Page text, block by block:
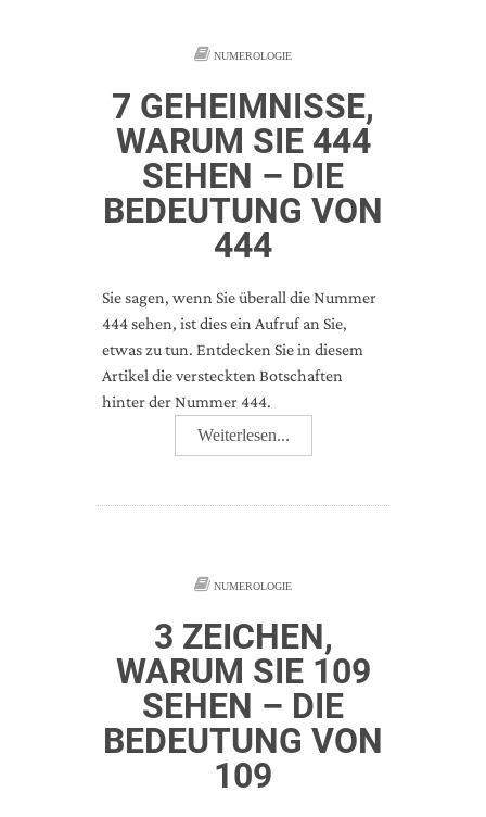
NUMEROLOGIE
7 GEHEIMNISSE,
WARUM SIE 444
SEHEN – DIE
BEDEUTUNG VON
444
Sie sagen, wenn Sie überall die Nummer
444 sehen, ist dies ein Aufruf an Sie,
etwas zu tun. Entdecken Sie in diesem
Artikel die versteckten Botschaften
hinter der Nummer 444.
Weiterlesen...
NUMEROLOGIE
3 ZEICHEN,
WARUM SIE 109
SEHEN – DIE
BEDEUTUNG VON
109